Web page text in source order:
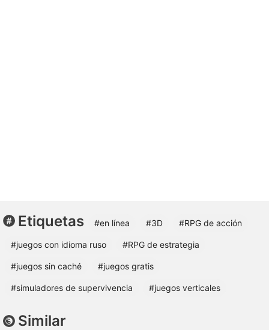
Etiquetas #en línea #3D #RPG de acción
#juegos con idioma ruso #RPG de estrategia
#juegos sin caché #juegos gratis
#simuladores de supervivencia #juegos verticales
Similar